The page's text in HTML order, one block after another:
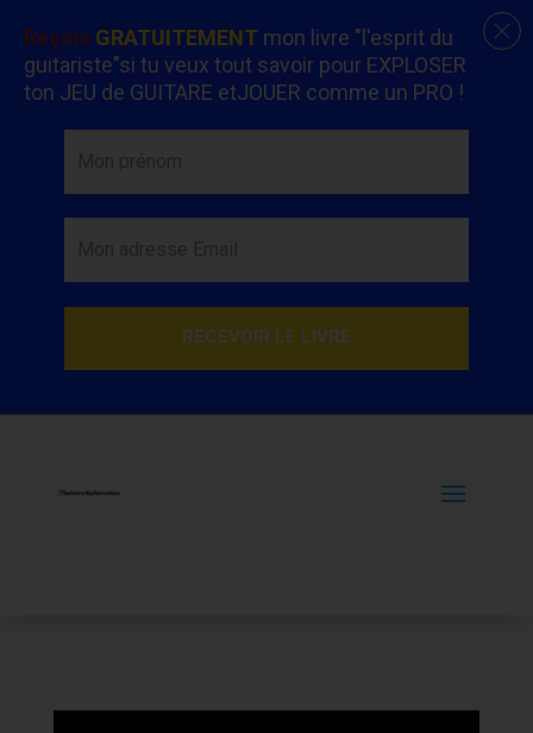
Reçois GRATUITEMENT mon livre "l'esprit du
guitariste"si tu veux tout savoir pour EXPLOSER
ton JEU de GUITARE etJOUER comme un PRO !
RECEVOIR LE LIVRE